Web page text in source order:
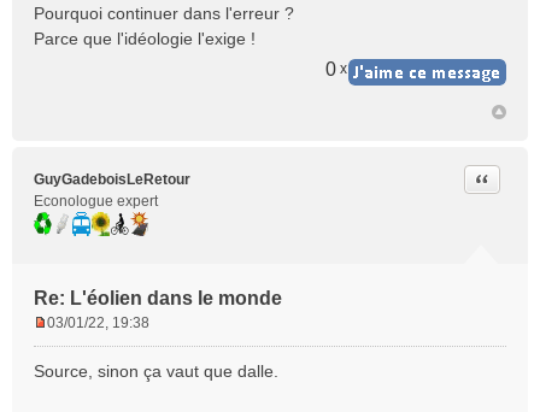
n
l
Pourquoi continuer dans l'erreur ?
Parce que l'idéologie l'exige !
0 x
GuyGadeboisLeRetour
Econologue expert
Re: L'éolien dans le monde
Citer
s
03/01/22, 19:38
Source, sinon ça vaut que dalle.